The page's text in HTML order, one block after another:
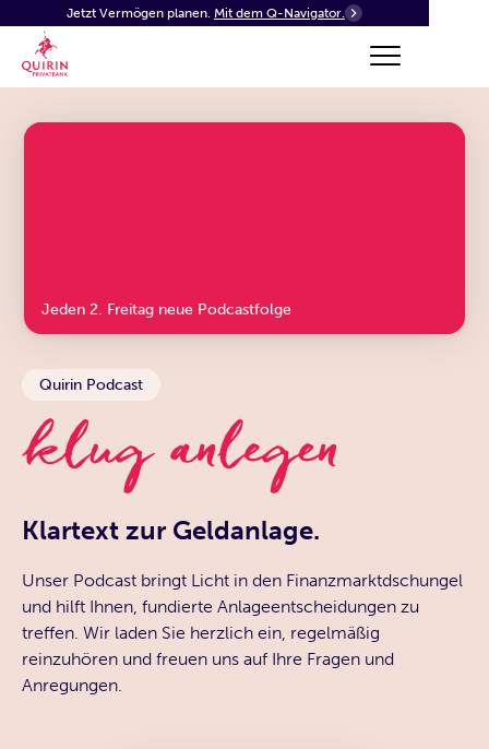
Jetzt Vermögen planen. Mit dem Q-Navigator.
Jeden 2. Freitag neue Podcastfolge
Quirin Podcast
Klartext zur Geldanlage.
Unser Podcast bringt Licht in den Finanzmarktdschungel
und hilft Ihnen, fundierte Anlageentscheidungen zu
treffen. Wir laden Sie herzlich ein, regelmäßig
reinzuhören und freuen uns auf Ihre Fragen und
Anregungen.